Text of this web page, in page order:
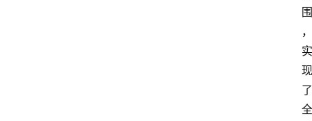
围
，
实
现
了
全